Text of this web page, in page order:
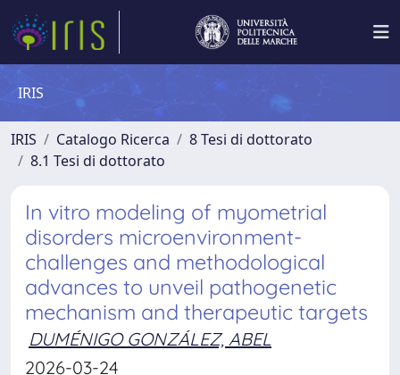
IRIS
IRIS Catalogo Ricerca
8 Tesi di dottorato
8.1 Tesi di dottorato
In vitro modeling of myometrial
disorders microenvironment-
challenges and methodological
advances to unveil pathogenetic
mechanism and therapeutic targets
DUMÉNIGO GONZÁLEZ, ABEL
2026-03-24